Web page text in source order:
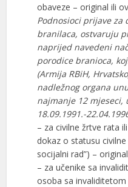
obaveze – original ili
Podnosioci prijave
branilaca, ostvaruju
naprijed navedeni
porodice branioca,
(Armija RBiH,
nadležnog organa
najmanje 12 mjeseci,
18.09.1991.-
– za civilne žrtve rata
dokaz o statusu civilne
socijalni rad”) –
– za učenike sa
osoba sa invaliditetom